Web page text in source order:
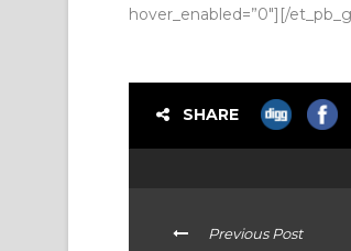
hover_enabled=”0″][/
SHARE
Previous Post